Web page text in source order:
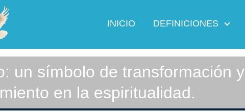
INICIO DEFINICIONES
un símbolo de transformación y
en la espiritualidad.